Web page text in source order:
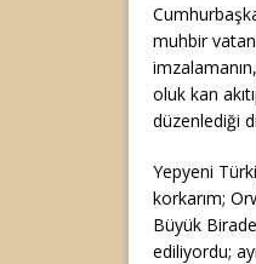
muhbir
oluk kan
düzenlediği
Yepyeni
korkarım;
Büyük
ediliyordu;